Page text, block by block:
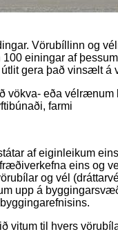
Vörubíllinn og
einingar af
gera það vinsælt á
eða vélrænum
farmi
af eiginleikum
eins og
og vél
upp á
vitum til hvers